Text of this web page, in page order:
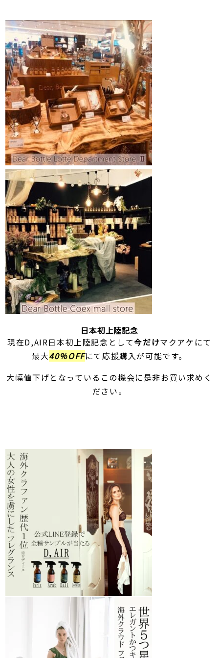
日本初上陸記念
現在D,AIR日本初上陸記念として今だけマクアケにて
最大40％OFFにて応援購入が可能です。
大幅値下げとなっているこの機会に是非お買い求めく
ださい。